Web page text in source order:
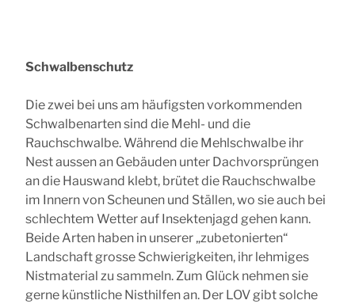
Schwalbenschutz
Die zwei bei uns am häufigsten vorkommenden
Schwalbenarten sind die Mehl- und die
Rauchschwalbe. Während die Mehlschwalbe ihr
Nest aussen an Gebäuden unter Dachvorsprüngen
an die Hauswand klebt, brütet die Rauchschwalbe
im Innern von Scheunen und Ställen, wo sie auch bei
schlechtem Wetter auf Insektenjagd gehen kann.
Beide Arten haben in unserer „zubetonierten“
Landschaft grosse Schwierigkeiten, ihr lehmiges
Nistmaterial zu sammeln. Zum Glück nehmen sie
gerne künstliche Nisthilfen an. Der LOV gibt solche